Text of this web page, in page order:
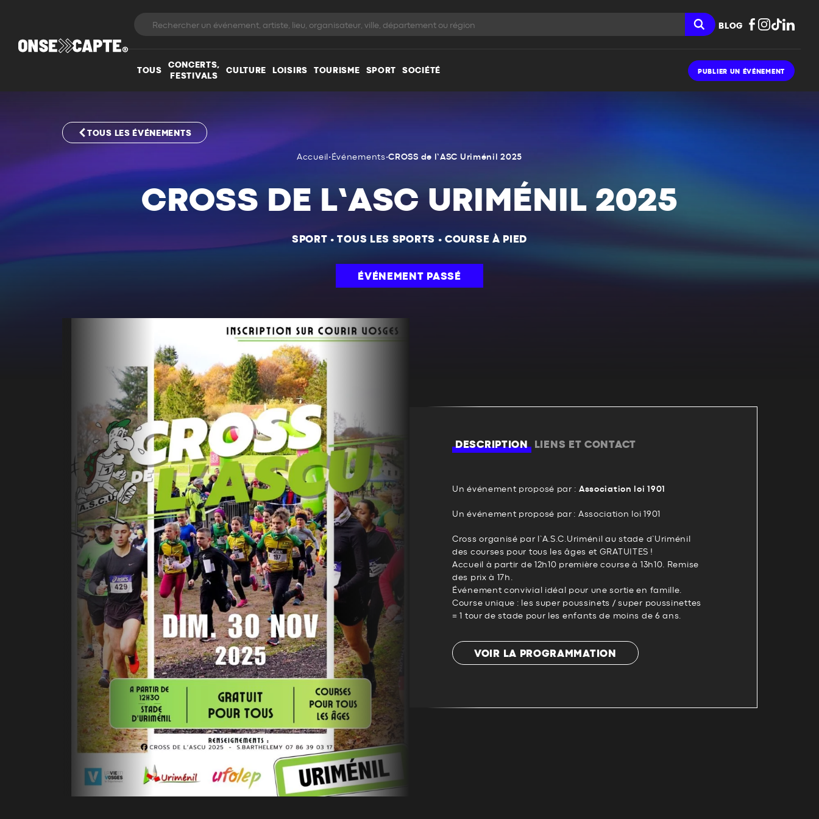
BLOG
TOUS
CONCERTS,
FESTIVALS
CULTURE LOISIRS TOURISME SPORT SOCIÉTÉ PUBLIER UN ÉVÉNEMENT
TOUS LES ÉVÉNEMENTS
Accueil • Événements•CROSS de l’ASC Uriménil 2025
CROSS DE L’ASC URIMÉNIL 2025
SPORT •TOUS LES SPORTS •COURSE À PIED
ÉVÉNEMENT PASSÉ
DESCRIPTION LIENS ET CONTACT
Un événement proposé par : Association loi 1901
Un événement proposé par : Association loi 1901
Cross organisé par l’A.S.C.Uriménil au stade d’Uriménil
des courses pour tous les âges et GRATUITES !
Accueil à partir de 12h10 première course à 13h10. Remise
des prix à 17h.
Événement convivial idéal pour une sortie en famille.
Course unique : les super poussinets / super poussinettes
= 1 tour de stade pour les enfants de moins de 6 ans.
VOIR LA PROGRAMMATION